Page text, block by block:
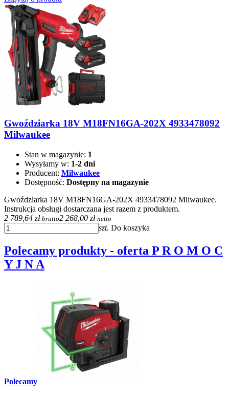
Gwoździarka 18V M18FN16GA-202X 4933478092
Milwaukee
Stan w magazynie: 1
Wysyłamy w: 1-2 dni
Producent: Milwaukee
Dostępność: Dostępny na magazynie
Gwoździarka 18V M18FN16GA-202X 4933478092 Milwaukee.
Instrukcja obsługi dostarczana jest razem z produktem.
2 789,64 zł brutto2 268,00 zł netto
szt. Do koszyka
Polecamy produkty - oferta P R O M O C
Y J N A
Polecamy